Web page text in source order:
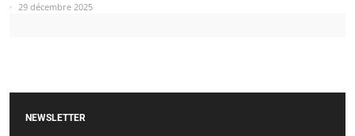
29 décembre 2025
NEWSLETTER